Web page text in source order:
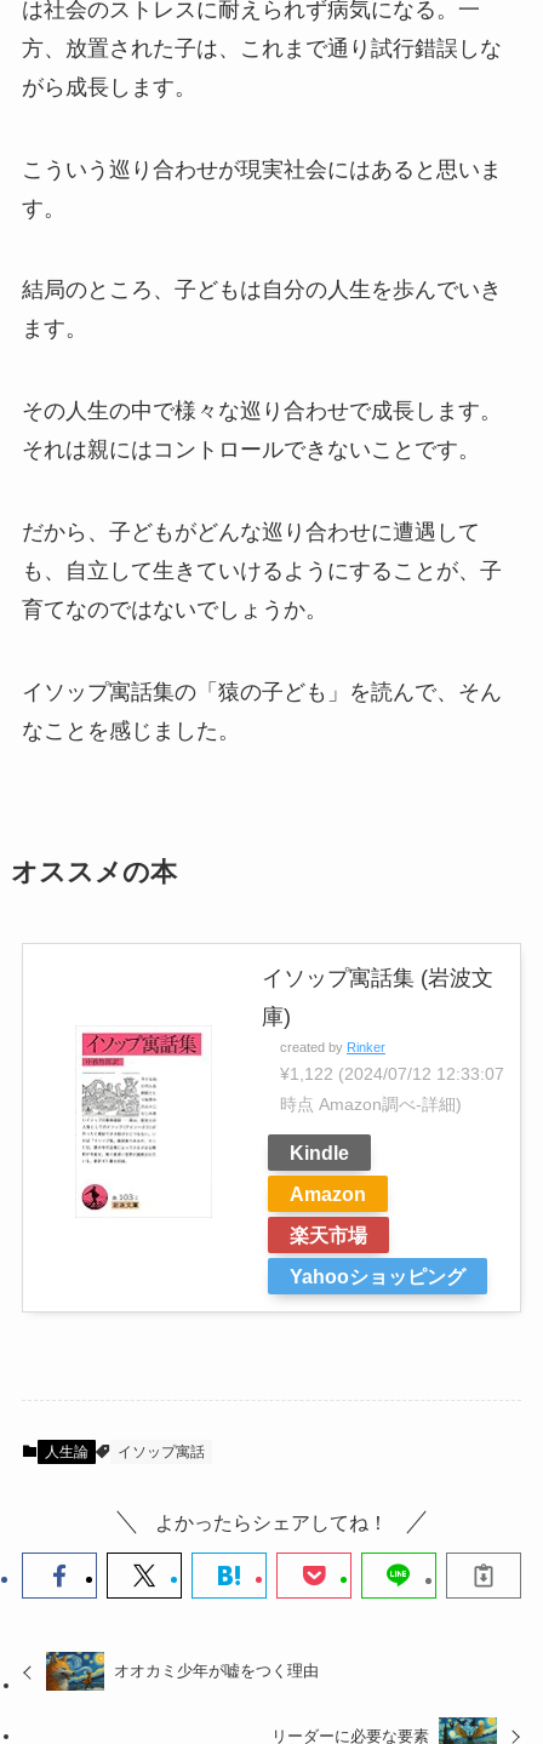
は社会のストレスに耐えられず病気になる。一
方、放置された子は、これまで通り試行錯誤しな
がら成長します。
こういう巡り合わせが現実社会にはあると思いま
す。
結局のところ、子どもは自分の人生を歩んでいき
ます。
その人生の中で様々な巡り合わせで成長します。
それは親にはコントロールできないことです。
だから、子どもがどんな巡り合わせに遭遇して
も、自立して生きていけるようにすることが、子
育てなのではないでしょうか。
イソップ寓話集の「猿の子ども」を読んで、そん
なことを感じました。
オススメの本
イソップ寓話集 (岩波文
庫)
created by Rinker
¥1,122 (2024/07/12 12:33:07
時点 Amazon調べ-詳細)
Kindle
Amazon
楽天市場
Yahooショッピング
人生論 イソップ寓話
よかったらシェアしてね！
オオカミ少年が嘘をつく理由
リーダーに必要な要素